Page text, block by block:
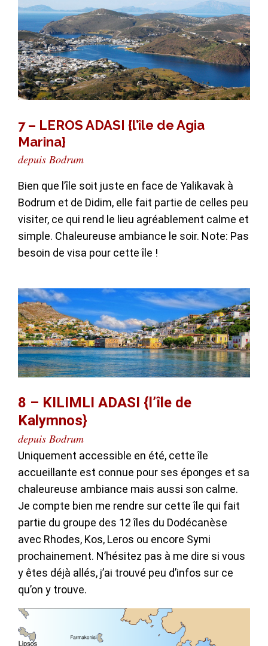
7 – LEROS ADASI {l’île de Agia
Marina}
depuis Bodrum
Bien que l’île soit juste en face de Yalikavak à
Bodrum et de Didim, elle fait partie de celles peu
visiter, ce qui rend le lieu agréablement calme et
simple. Chaleureuse ambiance le soir. Note: Pas
besoin de visa pour cette île !
8 – KILIMLI ADASI {l’île de
Kalymnos}
depuis Bodrum
Uniquement accessible en été, cette île
accueillante est connue pour ses éponges et sa
chaleureuse ambiance mais aussi son calme.
Je compte bien me rendre sur cette île qui fait
partie du groupe des 12 îles du Dodécanèse
avec Rhodes, Kos, Leros ou encore Symi
prochainement. N’hésitez pas à me dire si vous
y êtes déjà allés, j’ai trouvé peu d’infos sur ce
qu’on y trouve.